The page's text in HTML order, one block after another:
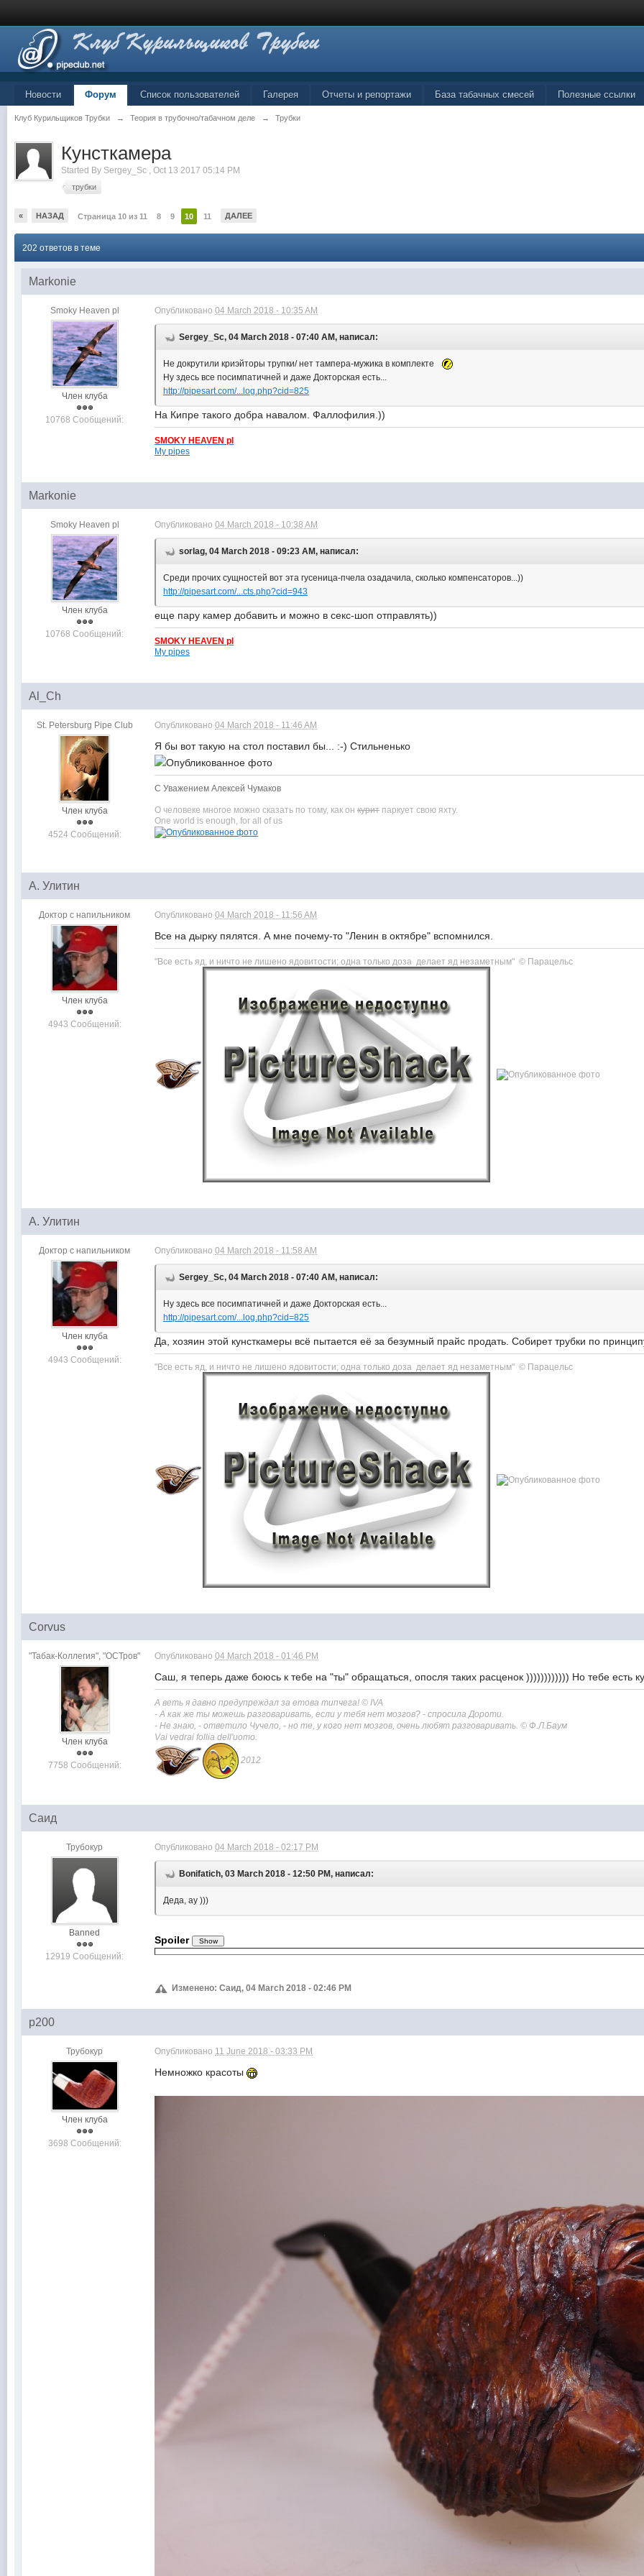
Новости Форум Список пользователей Галерея Отчеты и репортажи База табачных смесей Полезные ссылки
Клуб Курильщиков Трубки → Теория в трубочно/табачном деле → Трубки
Кунсткамера
Started By Sergey_Sc ,Oct 13 2017 05:14 PM
трубки
« НАЗАД Страница 10 из 11 8 9 10 11 ДАЛЕЕ
202 ответов в теме
Markonie
Smoky Heaven pl
Член клуба
10768 Сообщений:
Опубликовано04 March 2018 - 10:35 AM
Sergey_Sc, 04 March 2018 - 07:40 AM, написал:
Не докрутили криэйторы трупки/ нет тампера-мужика в комплекте
Ну здесь все посимпатичней и даже Докторская есть...
http://pipesart.com/...log.php?cid=825
На Кипре такого добра навалом. Фаллофилия.))
SMOKY HEAVEN pl
My pipes
Markonie
Smoky Heaven pl
Член клуба
10768 Сообщений:
Опубликовано04 March 2018 - 10:38 AM
sorlag, 04 March 2018 - 09:23 AM, написал:
Среди прочих сущностей вот эта гусеница-пчела озадачила, сколько компенсаторов...))
http://pipesart.com/...cts.php?cid=943
еще пару камер добавить и можно в секс-шоп отправлять))
SMOKY HEAVEN pl
My pipes
Al_Ch
St. Petersburg Pipe Club
Член клуба
4524 Сообщений:
Опубликовано04 March 2018 - 11:46 AM
Я бы вот такую на стол поставил бы... :-) Стильненько
С Уважением Алексей Чумаков
О человеке многое можно сказать по тому, как онкурит паркует свою яхту.
One world is enough, for all of us
А. Улитин
Доктор с напильником
Член клуба
4943 Сообщений:
Опубликовано04 March 2018 - 11:56 AM
Все на дырку пялятся. А мне почему-то "Ленин в октябре" вспомнился.
"Все есть яд, и ничто не лишено ядовитости; одна только доза делает яд незаметным" © Парацельс
А. Улитин
Доктор с напильником
Член клуба
4943 Сообщений:
Опубликовано04 March 2018 - 11:58 AM
Sergey_Sc, 04 March 2018 - 07:40 AM, написал:
Ну здесь все посимпатичней и даже Докторская есть...
http://pipesart.com/...log.php?cid=825
Да, хозяин этой кунсткамеры всё пытается её за безумный прайс продать. Собирет трубки по
"Все есть яд, и ничто не лишено ядовитости; одна только доза делает яд незаметным" © Парацельс
Corvus
"Табак-Коллегия", "ОСТров"
Член клуба
7758 Сообщений:
Опубликовано04 March 2018 - 01:46 PM
Саш, я теперь даже боюсь к тебе на "ты" обращаться, опосля таких расценок )))))))))))) Но тебе есть
А веть я давно предупреждал за етова типчега!© IVA
- А как же ты можешь разговаривать, если у тебя нет мозгов? - спросила Дороти.
- Не знаю, - ответило Чучело, - но те, у кого нет мозгов, очень любят разговаривать. © Ф.Л.Баум
Vai vedraifollia dell'uomo.
2012
Саид
Трубокур
Banned
12919 Сообщений:
Опубликовано04 March 2018 - 02:17 PM
Bonifatich, 03 March 2018 - 12:50 PM, написал:
Деда, ау )))
Spoiler
Изменено: Саид, 04 March 2018 - 02:46 PM
p200
Трубокур
Член клуба
3698 Сообщений:
Опубликовано 11 June 2018 - 03:33 PM
Немножко красоты